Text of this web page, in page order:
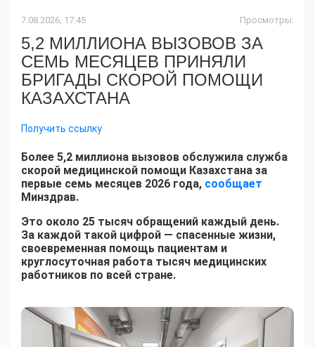
7.08.2026, 17:45 Просмотры:
5,2 МИЛЛИОНА ВЫЗОВОВ ЗА
СЕМЬ МЕСЯЦЕВ ПРИНЯЛИ
БРИГАДЫ СКОРОЙ ПОМОЩИ
КАЗАХСТАНА
Получить ссылку
Более 5,2 миллиона вызовов обслужила служба
скорой медицинской помощи Казахстана за
первые семь месяцев 2026 года, сообщает
Минздрав.
Это около 25 тысяч обращений каждый день.
За каждой такой цифрой — спасенные жизни,
своевременная помощь пациентам и
круглосуточная работа тысяч медицинских
работников по всей стране.